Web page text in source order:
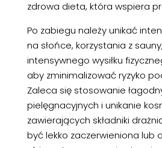
zdrowa dieta, która wspiera
Po zabiegu należy unikać
na słońce, korzystania z
intensywnego wysiłku
aby zminimalizować ryzyko
Zaleca się stosowanie
pielęgnacyjnych i unikanie
zawierających składniki
być lekko zaczerwieniona lub